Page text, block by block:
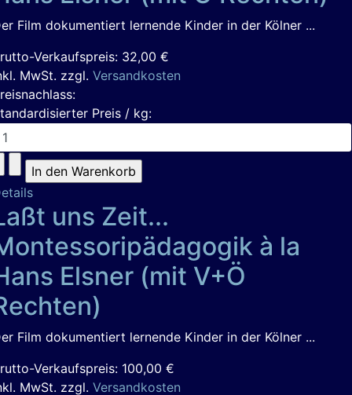
Film dokumentiert lernende Kinder in der Kölner ...
Verkaufspreis: 32,00 €
MwSt. zzgl. Versandkosten
Preis / kg:
uns Zeit...
à la
Elsner (mit V+Ö
Film dokumentiert lernende Kinder in der Kölner ...
Verkaufspreis: 100,00 €
MwSt. zzgl. Versandkosten